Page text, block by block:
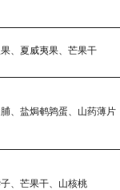
、夏威夷果、芒果干
、盐焗鹌鹑蛋、山药薄片
、芒果干、山核桃